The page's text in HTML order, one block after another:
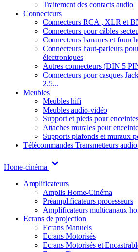
Traitement des contacts audio
Connecteurs
Connecteurs RCA , XLR et
Connecteurs pour câbles
Connecteurs bananes et
Connecteurs haut-parleurs
électroniques
Autres connecteurs (DIN 5
Connecteurs pour casques
2.5...
Meubles
Meubles hifi
Meubles audio-vidéo
Support et pieds pour enceintes
Attaches murales pour
Supports plafonds et muraux
Télécommandes Transmetteurs
Home-cinéma
Amplificateurs
Amplis Home-Cinéma
Préamplificateurs processeurs
Amplificateurs multicanaux
Ecrans de projection
Ecrans Manuels
Ecrans Motorisés
Ecrans Motorisés et